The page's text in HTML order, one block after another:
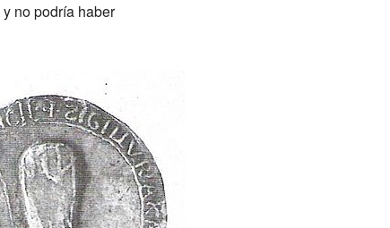
no podría haber